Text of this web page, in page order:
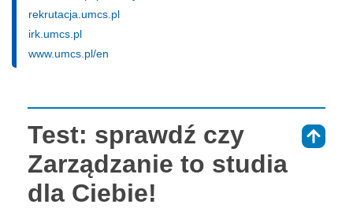
rekrutacja.umcs.pl
irk.umcs.pl
www.umcs.pl/en
Test: sprawdź czy
Zarządzanie to studia
dla Ciebie!